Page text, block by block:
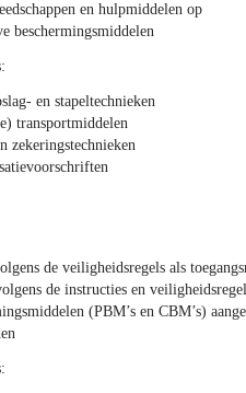
en hulpmiddelen op
beschermingsmiddelen
en stapeltechnieken
transportmiddelen
zekeringstechnieken
de veiligheidsregels als
de instructies en
(PBM’s en CBM’s)